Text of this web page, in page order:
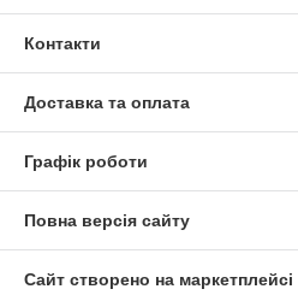
Контакти
Доставка та оплата
Графік роботи
Повна версія сайту
Сайт створено на маркетплейсі